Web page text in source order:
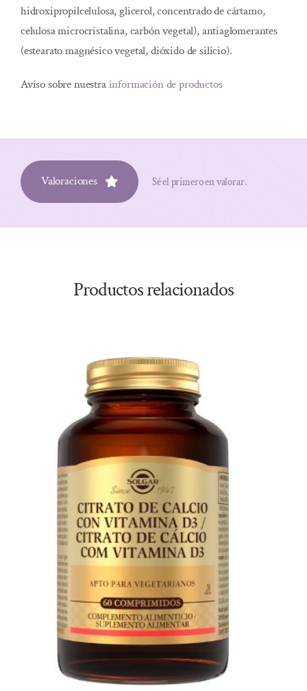
hidroxipropilcelulosa, glicerol, concentrado de cártamo,
celulosa microcristalina, carbón vegetal), antiaglomerantes
(estearato magnésico vegetal, dióxido de silicio).
Aviso sobre nuestrainformación de productos
Valoraciones Sé el primero en valorar.
Productos relacionados